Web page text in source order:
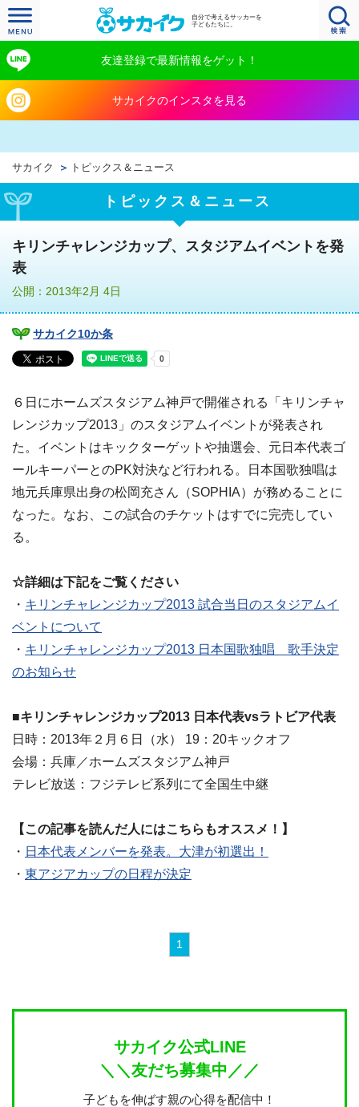
自分で考えるサッカーを
子どもたちに。
友達登録で最新情報をゲット！
サカイクのインスタを見る
サカイク トピックス＆ニュース
トピックス＆ニュース
キリンチャレンジカップ、スタジアムイベントを発
表
公開：2013年2月 4日
サカイク10か条
６日にホームズスタジアム神戸で開催される「キリンチャ
レンジカップ2013」のスタジアムイベントが発表され
た。イベントはキックターゲットや抽選会、元日本代表ゴ
ールキーパーとのPK対決など行われる。日本国歌独唱は
地元兵庫県出身の松岡充さん（SOPHIA）が務めることに
なった。なお、この試合のチケットはすでに完売してい
る。
☆詳細は下記をご覧ください
・ キリンチャレンジカップ2013 試合当日のスタジアムイ
ベントについて
・ キリンチャレンジカップ2013 日本国歌独唱 歌手決定
のお知らせ
■キリンチャレンジカップ2013 日本代表vsラトビア代表
日時：2013年２月６日（水） 19：20キックオフ
会場：兵庫／ホームズスタジアム神戸
テレビ放送：フジテレビ系列にて全国生中継
【この記事を読んだ人にはこちらもオススメ！】
・ 日本代表メンバーを発表。大津が初選出！
・ 東アジアカップの日程が決定
1
サカイク公式LINE
＼＼友だち募集中／／
子どもを伸ばす親の心得を配信中！